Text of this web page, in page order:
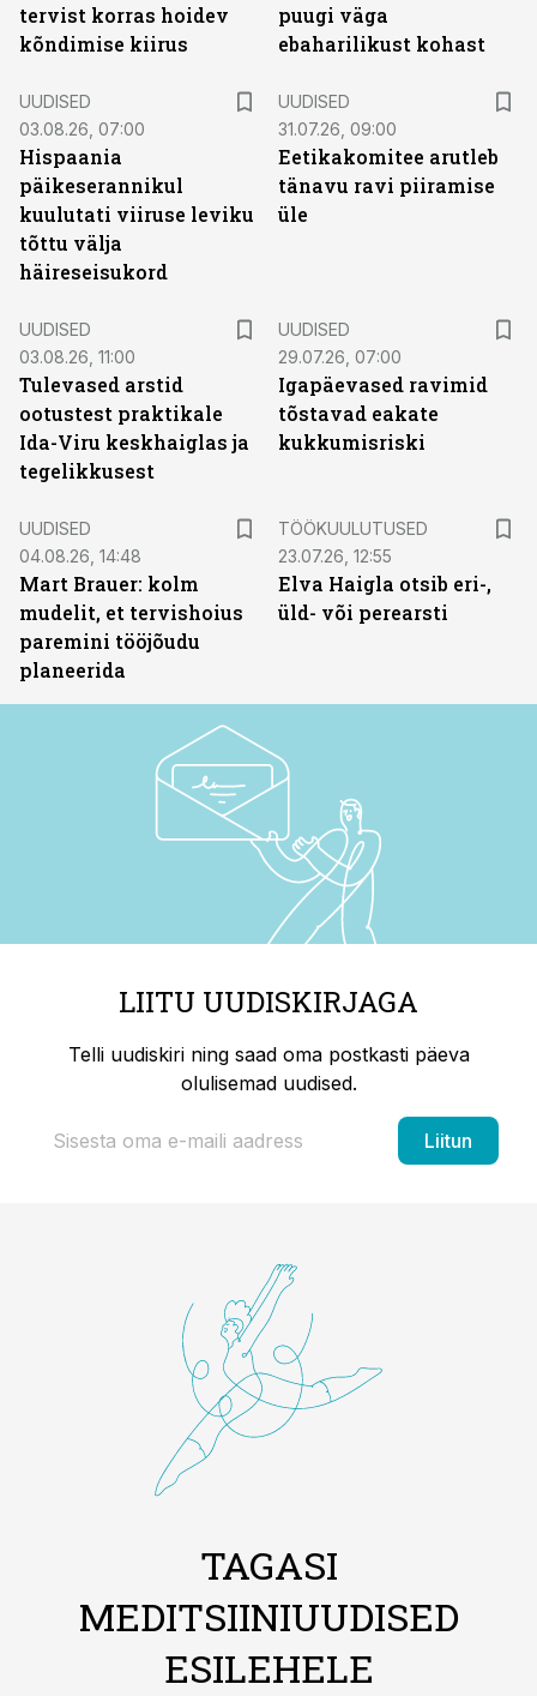
tervist korras hoidev
kõndimise kiirus
puugi väga
ebaharilikust kohast
UUDISED
03.08.26, 07:00
Hispaania
päikeserannikul
kuulutati viiruse leviku
tõttu välja
häireseisukord
UUDISED
31.07.26, 09:00
Eetikakomitee arutleb
tänavu ravi piiramise
üle
UUDISED
03.08.26, 11:00
Tulevased arstid
ootustest praktikale
Ida-Viru keskhaiglas ja
tegelikkusest
UUDISED
29.07.26, 07:00
Igapäevased ravimid
tõstavad eakate
kukkumisriski
UUDISED
04.08.26, 14:48
Mart Brauer: kolm
mudelit, et tervishoius
paremini tööjõudu
planeerida
TÖÖKUULUTUSED
23.07.26, 12:55
Elva Haigla otsib eri-,
üld- või perearsti
LIITU UUDISKIRJAGA
Telli uudiskiri ning saad oma postkasti päeva
olulisemad uudised.
Liitun
TAGASI
MEDITSIINIUUDISED
ESILEHELE